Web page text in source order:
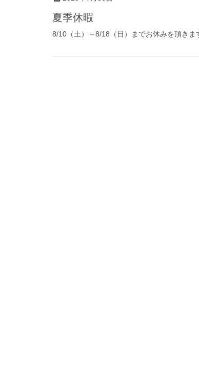
夏季休暇
8/10（土）～8/18（日）までお休みを頂きま